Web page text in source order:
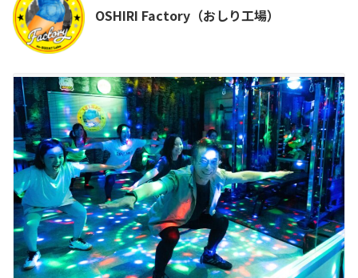
OSHIRI Factory（おしり工場）